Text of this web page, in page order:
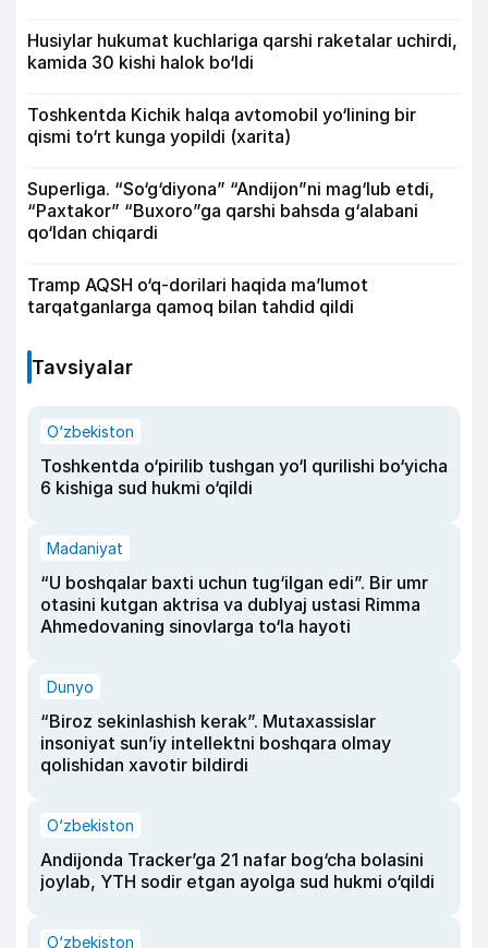
Husiylar hukumat kuchlariga qarshi raketalar uchirdi,
kamida 30 kishi halok bo‘ldi
Toshkentda Kichik halqa avtomobil yo‘lining bir
qismi to‘rt kunga yopildi (xarita)
Superliga. “So‘g‘diyona” “Andijon”ni mag‘lub etdi,
“Paxtakor” “Buxoro”ga qarshi bahsda g‘alabani
qo‘ldan chiqardi
Tramp AQSH o‘q-dorilari haqida ma’lumot
tarqatganlarga qamoq bilan tahdid qildi
Tavsiyalar
O‘zbekiston
Toshkentda o‘pirilib tushgan yo‘l qurilishi bo‘yicha
6 kishiga sud hukmi o‘qildi
Madaniyat
“U boshqalar baxti uchun tug‘ilgan edi”. Bir umr
otasini kutgan aktrisa va dublyaj ustasi Rimma
Ahmedovaning sinovlarga to‘la hayoti
Dunyo
“Biroz sekinlashish kerak”. Mutaxassislar
insoniyat sun’iy intellektni boshqara olmay
qolishidan xavotir bildirdi
O‘zbekiston
Andijonda Tracker’ga 21 nafar bog‘cha bolasini
joylab, YTH sodir etgan ayolga sud hukmi o‘qildi
O‘zbekiston